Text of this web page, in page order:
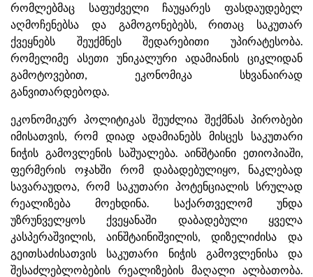
რომლებმაც საფუძველი ჩაუყარეს ფასდაუდებელ
აღმოჩენებსა და გამოგონებებს, რითაც საკუთარ
ქვეყნებს შეუქმნეს შედარებითი უპირატესობა.
რომელიმე ასეთი უნიკალური ადამიანის ციკლიდან
გამოტოვებით, ეკონომიკა სხვანაირად
განვითარდებოდა.
ეკონომიკურ პოლიტიკას შეუძლია შექმნას პირობები
იმისათვის, რომ დიად ადამიანებს მისცეს საკუთარი
ნიჭის გამოვლენის საშუალება. აინშტაინი ეთიოპიაში,
ფერმერის ოჯახში რომ დაბადებულიყო, ნაკლებად
სავარაუდოა, რომ საკუთარი პოტენციალის სრულად
რეალიზება მოეხდინა. საქართველომ უნდა
უზრუნველყოს ქვეყანაში დაბადებული ყველა
კასპერაშვილის, აინშტაინიშვილის, დიზელიძისა და
გეითსაძისათვის საკუთარი ნიჭის გამოვლენისა და
შესაძლებლობების რეალიზების მაღალი ალბათობა.